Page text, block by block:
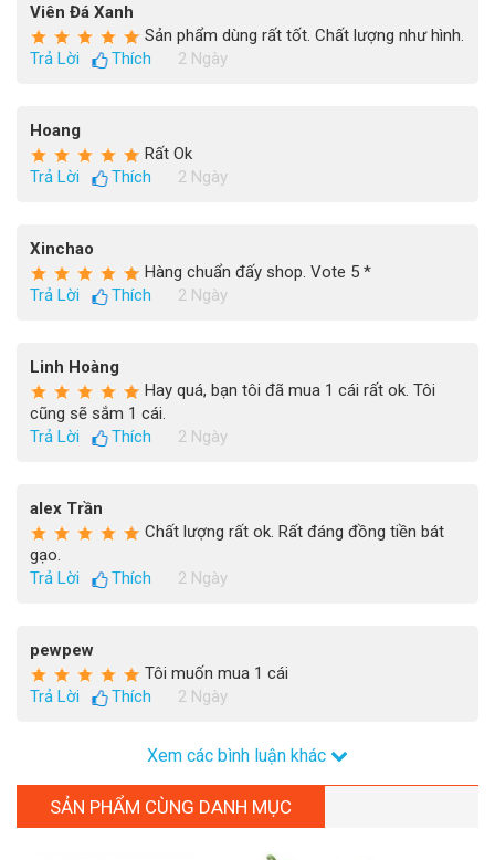
Viên Đá Xanh
Sản phẩm dùng rất tốt. Chất lượng như hình.
Trả Lời
Thích 2 Ngày
Hoang
Rất Ok
Trả Lời
Thích 2 Ngày
Xinchao
Hàng chuẩn đấy shop. Vote 5 *
Trả Lời
Thích 2 Ngày
Linh Hoàng
Hay quá, bạn tôi đã mua 1 cái rất ok. Tôi
cũng sẽ sắm 1 cái.
Trả Lời
Thích 2 Ngày
alex Trần
Chất lượng rất ok. Rất đáng đồng tiền bát
gạo.
Trả Lời
Thích 2 Ngày
pewpew
Tôi muốn mua 1 cái
Trả Lời
Thích 2 Ngày
Xem các bình luận khác
SẢN PHẨM CÙNG DANH MỤC